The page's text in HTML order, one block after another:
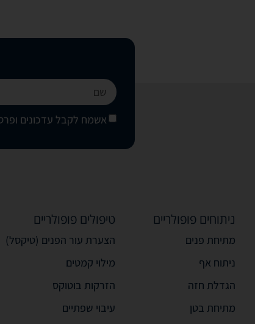
אשמח לקבל עדכונים
ניתוחים פופולריים
מתיחת פנים
ניתוח אף
הגדלת חזה
מתיחת בטן
טיפולים פופולריים
הצערת עור הפנים (טיקסל)
מילוי קמטים
הזרקות בוטוקס
עיבוי שפתיים